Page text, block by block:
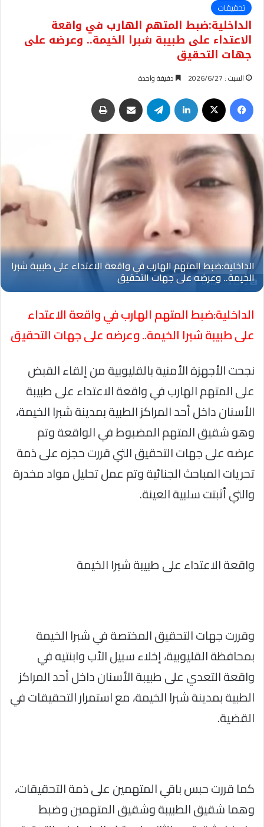
تحقيقات
الداخلية:ضبط المتهم الهارب في واقعة
الاعتداء على طبيبة شبرا الخيمة.. وعرضه على
جهات التحقيق
السبت : 2026/6/27 دقيقة واحدة
فيسبوك لينكدإن تيلقرام مشاركة عبر البريد
Oplus_131072
الداخلية:ضبط المتهم الهارب في واقعة الاعتداء
على طبيبة شبرا الخيمة.. وعرضه على جهات التحقيق
نجحت الأجهزة الأمنية بالقليوبية من إلقاء القبض
على المتهم الهارب في واقعة الاعتداء على طبيبة
الأسنان داخل أحد المراكز الطبية بمدينة شبرا الخيمة،
وهو شقيق المتهم المضبوط في الواقعة وتم
عرضه على جهات التحقيق التي قررت حجزه على ذمة
تحريات المباحث الجنائية وتم عمل تحليل مواد مخدرة
والتي أثبتت سلبية العينة.
واقعة الاعتداء على طبيبة شبرا الخيمة
وقررت جهات التحقيق المختصة في شبرا الخيمة
بمحافظة القليوبية، إخلاء سبيل الأب وابنتيه في
واقعة التعدي على طبيبة الأسنان داخل أحد المراكز
الطبية بمدينة شبرا الخيمة، مع استمرار التحقيقات في
القضية.
كما قررت حبس باقي المتهمين على ذمة التحقيقات،
وهما شقيق الطبيبة وشقيق المتهمين وضبط